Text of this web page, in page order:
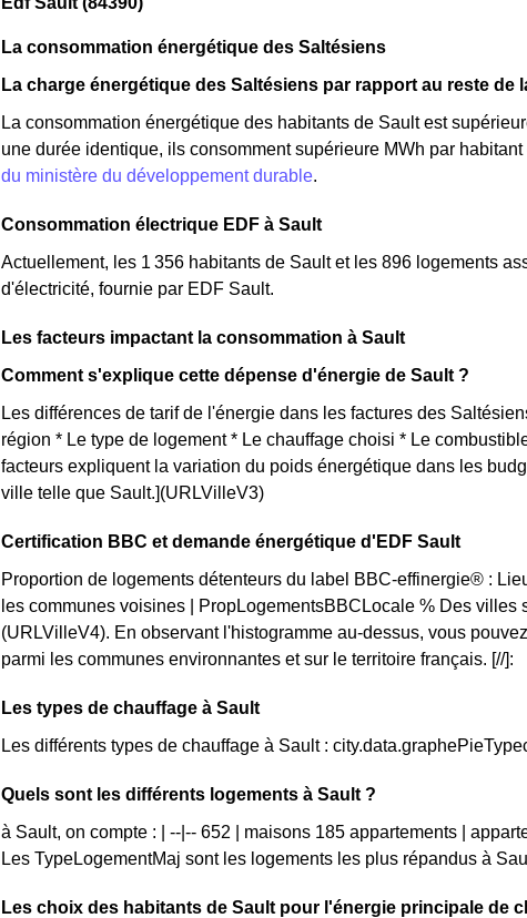
La consommation énergétique des Saltésiens
La charge énergétique des Saltésiens par rapport au reste de
La consommation énergétique des habitants de Sault est
une durée identique, ils consomment supérieure MWh par
du ministère du développement durable.
Consommation électrique EDF à Sault
Actuellement, les 1 356 habitants de Sault et les 896 logements
d'électricité, fournie par EDF Sault.
Les facteurs impactant la consommation à Sault
Comment s'explique cette dépense d'énergie de Sault ?
Les différences de tarif de l'énergie dans les factures des
région * Le type de logement * Le chauffage choisi * Le
facteurs expliquent la variation du poids énergétique dans les
ville telle que Sault.](URLVilleV3)
Certification BBC et demande énergétique d'EDF Sault
Proportion de logements détenteurs du label BBC-effinergie® :
les communes voisines | PropLogementsBBCLocale % Des
(URLVilleV4). En observant l'histogramme au-dessus, vous
parmi les communes environnantes et sur le territoire français. [//]:
Les types de chauffage à Sault
Les différents types de chauffage à Sault :
Quels sont les différents logements à Sault ?
à Sault, on compte : | --|-- 652 | maisons 185 appartements |
Les TypeLogementMaj sont les logements les plus répandus à
Les choix des habitants de Sault pour l'énergie principale de